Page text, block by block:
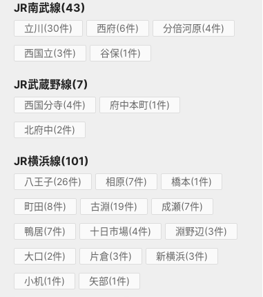
JR南武線(43)
立川(30件) 西府(6件) 分倍河原(4件)
西国立(3件) 谷保(1件)
JR武蔵野線(7)
西国分寺(4件) 府中本町(1件)
北府中(2件)
JR横浜線(101)
八王子(26件) 相原(7件) 橋本(1件)
町田(8件) 古淵(19件) 成瀬(7件)
鴨居(7件) 十日市場(4件) 淵野辺(3件)
大口(2件) 片倉(3件) 新横浜(3件)
小机(1件) 矢部(1件)